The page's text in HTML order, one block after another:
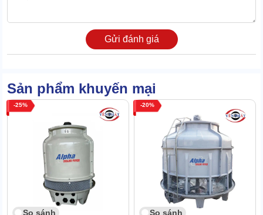
Gửi đánh giá
Sản phẩm khuyến mại
25
So sánh
20
So sánh